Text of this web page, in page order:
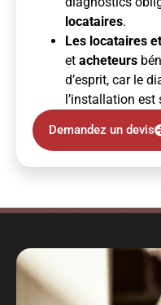
locataires.
Les locataires
et acheteurs
d’esprit, car le
l’installation est
Demandez un devis